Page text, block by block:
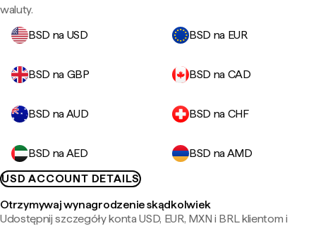
waluty.
BSD na USD
BSD na EUR
BSD na GBP BSD na CAD
BSD na AUD BSD na CHF
BSD na AED
BSD na AMD
USD ACCOUNT DETAILS
Otrzymywaj wynagrodzenie skądkolwiek
Udostępnij szczegóły konta USD, EUR, MXN i BRL klientom i